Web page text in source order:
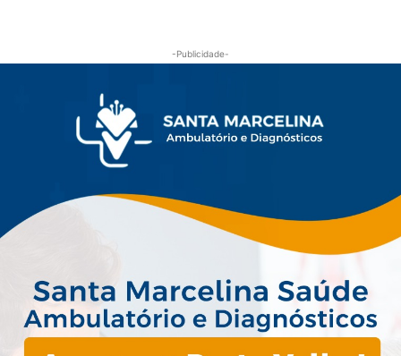
-Publicidade-